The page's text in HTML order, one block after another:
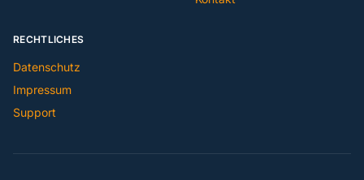
RECHTLICHES
Datenschutz
Impressum
Support